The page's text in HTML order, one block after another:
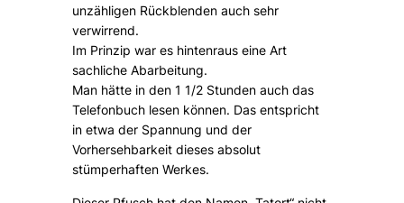
unzähligen Rückblenden auch sehr
verwirrend.
Im Prinzip war es hintenraus eine Art
sachliche Abarbeitung.
Man hätte in den 1 1/2 Stunden auch das
Telefonbuch lesen können. Das entspricht
in etwa der Spannung und der
Vorhersehbarkeit dieses absolut
stümperhaften Werkes.